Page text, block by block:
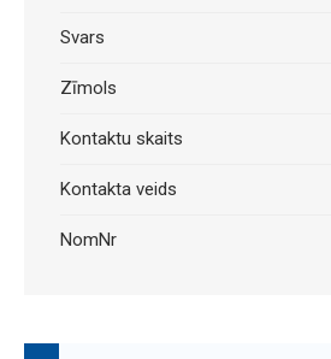
Svars
Zīmols
Kontaktu skaits
Kontakta veids
NomNr